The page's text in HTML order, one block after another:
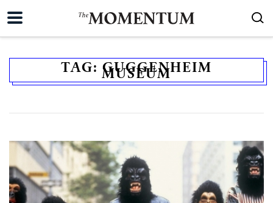
TAG: GUGGENHEIM
MUSEUM